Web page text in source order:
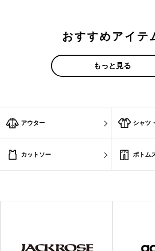
おすすめアイテ
もっと見る
アウター シャツ
カットソー ボトム